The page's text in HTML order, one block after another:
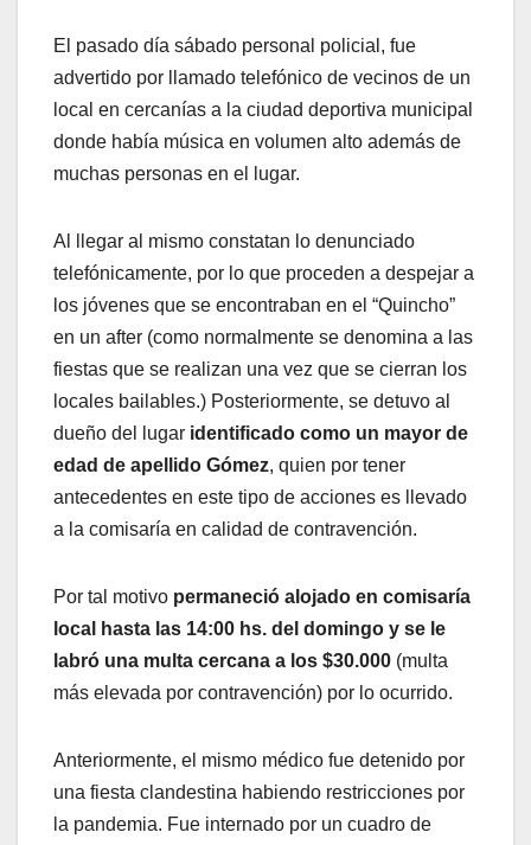
El pasado día sábado personal policial, fue
advertido por llamado telefónico de vecinos de un
local en cercanías a la ciudad deportiva municipal
donde había música en volumen alto además de
muchas personas en el lugar.
Al llegar al mismo constatan lo denunciado
telefónicamente, por lo que proceden a despejar a
los jóvenes que se encontraban en el “Quincho”
en un after (como normalmente se denomina a las
fiestas que se realizan una vez que se cierran los
locales bailables.) Posteriormente, se detuvo al
dueño del lugar identificado como un mayor de
edad de apellido Gómez, quien por tener
antecedentes en este tipo de acciones es llevado
a la comisaría en calidad de contravención.
Por tal motivo permaneció alojado en comisaría
local hasta las 14:00 hs. del domingo y se le
labró una multa cercana a los $30.000 (multa
más elevada por contravención) por lo ocurrido.
Anteriormente, el mismo médico fue detenido por
una fiesta clandestina habiendo restricciones por
la pandemia. Fue internado por un cuadro de